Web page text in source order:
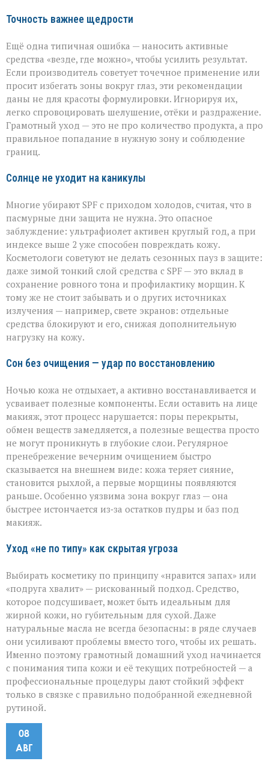
Точность важнее щедрости
Ещё одна типичная ошибка — наносить активные
средства «везде, где можно», чтобы усилить результат.
Если производитель советует точечное применение или
просит избегать зоны вокруг глаз, эти рекомендации
даны не для красоты формулировки. Игнорируя их,
легко спровоцировать шелушение, отёки и раздражение.
Грамотный уход — это не про количество продукта, а про
правильное попадание в нужную зону и соблюдение
границ.
Солнце не уходит на каникулы
Многие убирают SPF с приходом холодов, считая, что в
пасмурные дни защита не нужна. Это опасное
заблуждение: ультрафиолет активен круглый год, а при
индексе выше 2 уже способен повреждать кожу.
Косметологи советуют не делать сезонных пауз в защите:
даже зимой тонкий слой средства с SPF — это вклад в
сохранение ровного тона и профилактику морщин. К
тому же не стоит забывать и о других источниках
излучения — например, свете экранов: отдельные
средства блокируют и его, снижая дополнительную
нагрузку на кожу.
Сон без очищения — удар по восстановлению
Ночью кожа не отдыхает, а активно восстанавливается и
усваивает полезные компоненты. Если оставить на лице
макияж, этот процесс нарушается: поры перекрыты,
обмен веществ замедляется, а полезные вещества просто
не могут проникнуть в глубокие слои. Регулярное
пренебрежение вечерним очищением быстро
сказывается на внешнем виде: кожа теряет сияние,
становится рыхлой, а первые морщины появляются
раньше. Особенно уязвима зона вокруг глаз — она
быстрее истончается из‑за остатков пудры и баз под
макияж.
Уход «не по типу» как скрытая угроза
Выбирать косметику по принципу «нравится запах» или
«подруга хвалит» — рискованный подход. Средство,
которое подсушивает, может быть идеальным для
жирной кожи, но губительным для сухой. Даже
натуральные масла не всегда безопасны: в ряде случаев
они усиливают проблемы вместо того, чтобы их решать.
Именно поэтому грамотный домашний уход начинается
с понимания типа кожи и её текущих потребностей — а
профессиональные процедуры дают стойкий эффект
только в связке с правильно подобранной ежедневной
рутиной.
08
АВГ